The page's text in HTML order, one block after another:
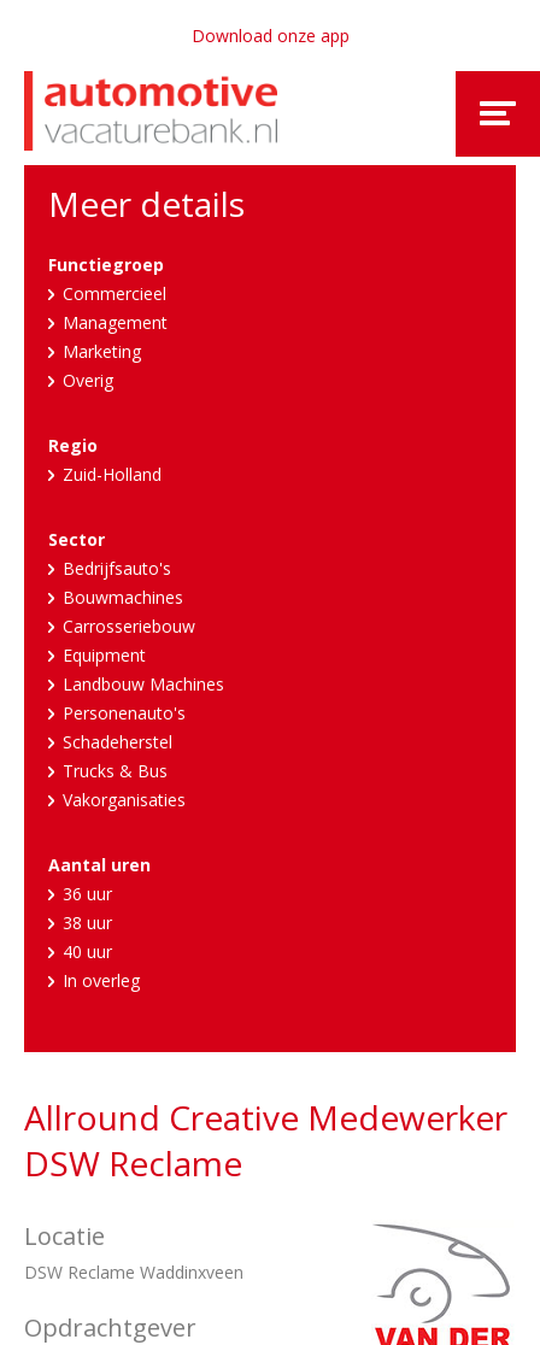
Download onze app
Meer details
Functiegroep
Commercieel
Management
Marketing
Overig
Regio
Zuid-Holland
Sector
Bedrijfsauto's
Bouwmachines
Carrosseriebouw
Equipment
Landbouw Machines
Personenauto's
Schadeherstel
Trucks & Bus
Vakorganisaties
Aantal uren
36 uur
38 uur
40 uur
In overleg
Allround Creative Medewerker
DSW Reclame
Locatie
DSW Reclame Waddinxveen
Opdrachtgever